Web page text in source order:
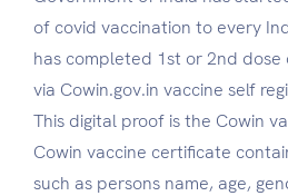
of covid vaccination to every
has completed 1st or 2nd dose
via Cowin.gov.in vaccine self
This digital proof is the Cowin
Cowin vaccine certificate
such as persons name, age,